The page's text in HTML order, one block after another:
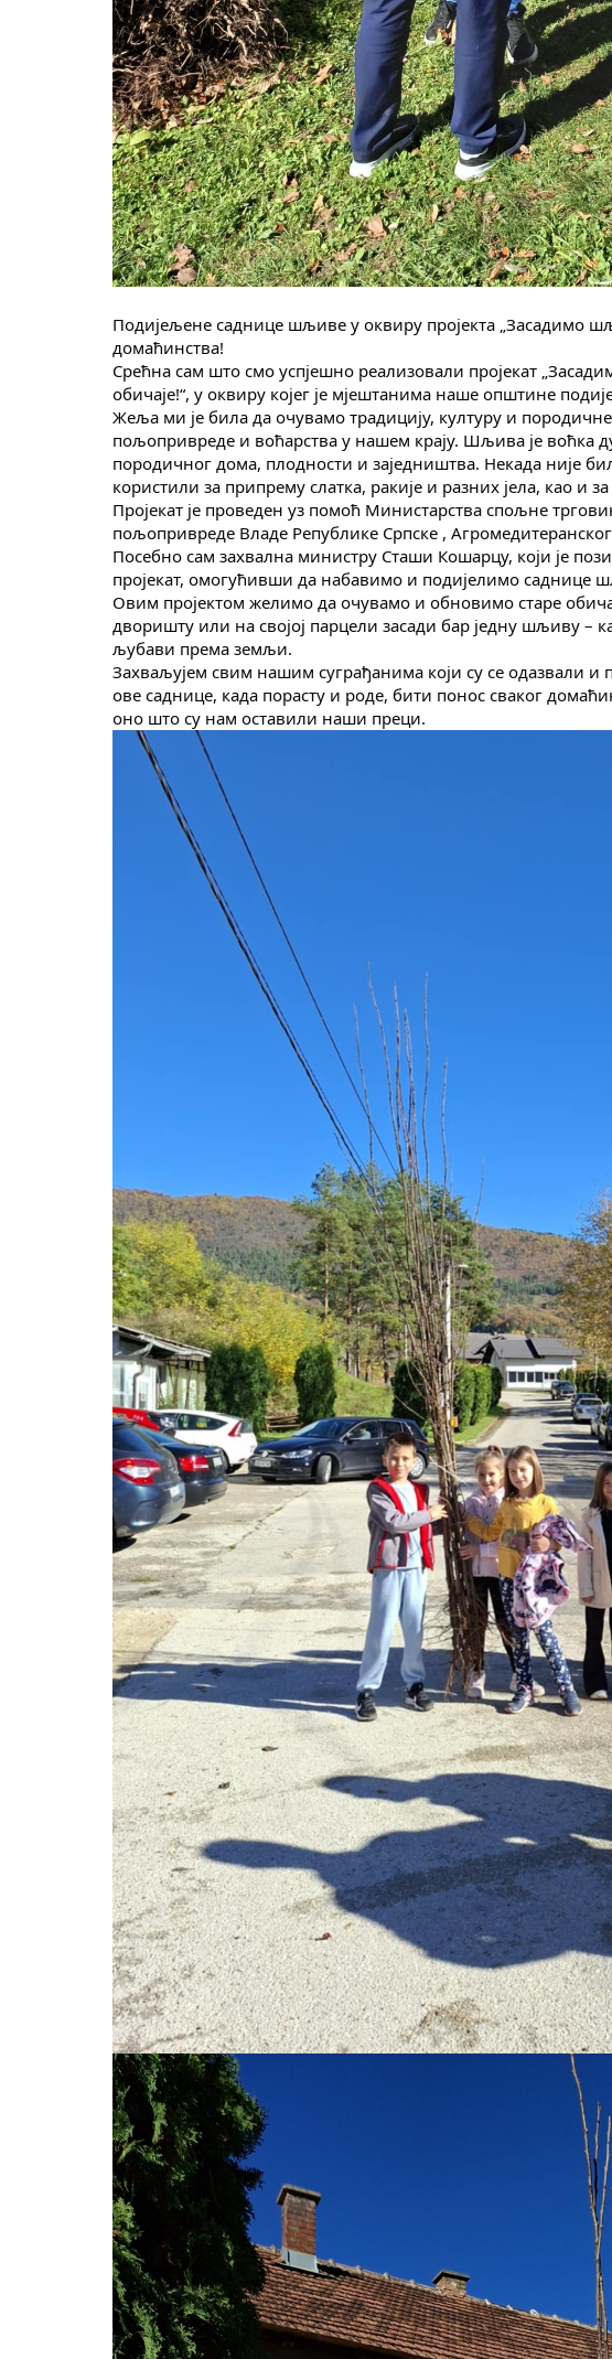
Подијељене саднице шљиве у оквиру пројекта „Засадимо
домаћинства!
Срећна сам што смо успјешно реализовали пројекат
обичаје!“, у оквиру којег је мјештанима наше општине
Жеља ми је била да очувамо традицију, културу и
пољопривреде и воћарства у нашем крају. Шљива је воћка
породичног дома, плодности и заједништва. Некада није
користили за припрему слатка, ракије и разних јела, као и
Пројекат је проведен уз помоћ Министарства спољне
пољопривреде Владе Републике Српске , Агромедитеранског
Посебно сам захвална министру Сташи Кошарцу, који је
пројекат, омогућивши да набавимо и подијелимо саднице
Овим пројектом желимо да очувамо и обновимо старе
дворишту или на својој парцели засади бар једну шљиву –
љубави према земљи.
Захваљујем свим нашим суграђанима који су се одазвали и
ове саднице, када порасту и роде, бити понос сваког
оно што су нам оставили наши преци.